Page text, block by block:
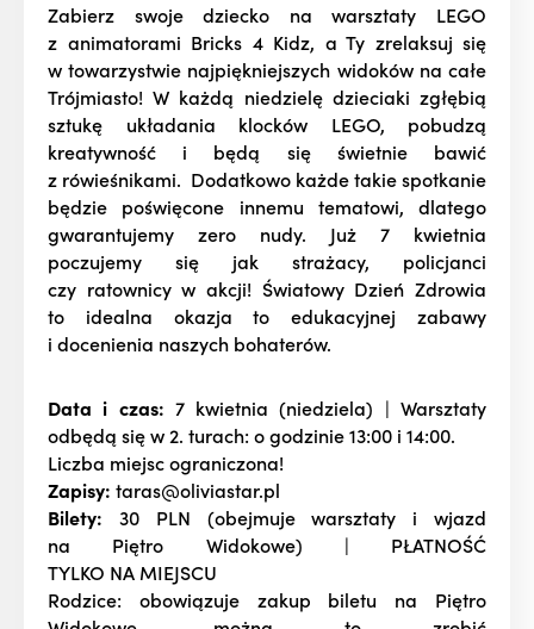
Zabierz swoje dziecko na warsztaty LEGO
z animatorami Bricks 4 Kidz, a Ty zrelaksuj się
w towarzystwie najpiękniejszych widoków na całe
Trójmiasto! W każdą niedzielę dzieciaki zgłębią
sztukę układania klocków LEGO, pobudzą
kreatywność i będą się świetnie bawić
z rówieśnikami. Dodatkowo każde takie spotkanie
będzie poświęcone innemu tematowi, dlatego
gwarantujemy zero nudy. Już 7 kwietnia
poczujemy się jak strażacy, policjanci
czy ratownicy w akcji! Światowy Dzień Zdrowia
to idealna okazja to edukacyjnej zabawy
i docenienia naszych bohaterów.
Data i czas: 7 kwietnia (niedziela) | Warsztaty
odbędą się w 2. turach: o godzinie 13:00 i 14:00.
Liczba miejsc ograniczona!
Zapisy: taras@oliviastar.pl
Bilety: 30 PLN (obejmuje warsztaty i wjazd
na Piętro Widokowe) | PŁATNOŚĆ
TYLKO NA MIEJSCU
Rodzice: obowiązuje zakup biletu na Piętro